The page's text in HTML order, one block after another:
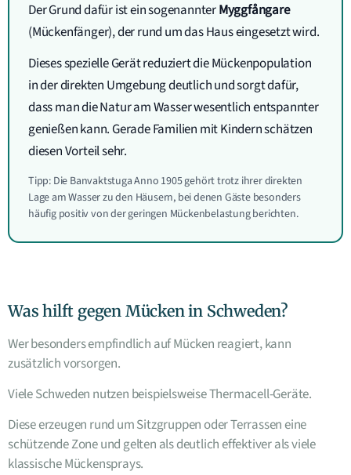
Der Grund dafür ist ein sogenannterMyggfångare
(Mückenfänger), der rund um das Haus eingesetzt wird.
Dieses spezielle Gerät reduziert die Mückenpopulation
in der direkten Umgebung deutlich und sorgt dafür,
dass man die Natur am Wasser wesentlich entspannter
genießen kann. Gerade Familien mit Kindern schätzen
diesen Vorteil sehr.
Tipp: Die Banvaktstuga Anno 1905 gehört trotz ihrer direkten
Lage am Wasser zu den Häusern, bei denen Gäste besonders
häufig positiv von der geringen Mückenbelastung berichten.
Was hilft gegen Mücken in Schweden?
Wer besonders empfindlich auf Mücken reagiert, kann
zusätzlich vorsorgen.
Viele Schweden nutzen beispielsweise Thermacell-Geräte.
Diese erzeugen rund um Sitzgruppen oder Terrassen eine
schützende Zone und gelten als deutlich effektiver als viele
klassische Mückensprays.